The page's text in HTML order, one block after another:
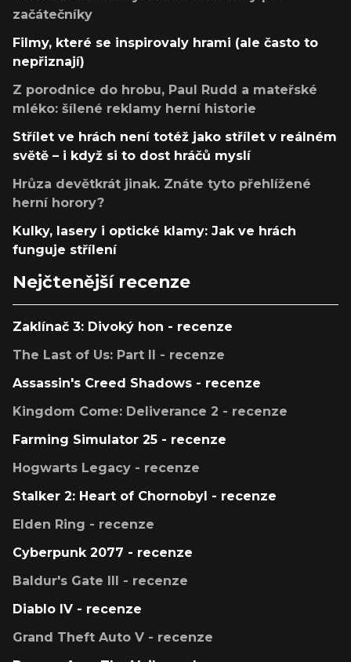
začátečníky
Filmy, které se inspirovaly hrami (ale často to
nepřiznají)
Z porodnice do hrobu, Paul Rudd a mateřské
mléko: šílené reklamy herní historie
Střílet ve hrách není totéž jako střílet v reálném
světě – i když si to dost hráčů myslí
Hrůza devětkrát jinak. Znáte tyto přehlížené
herní horory?
Kulky, lasery i optické klamy: Jak ve hrách
funguje střílení
Nejčtenější recenze
Zaklínač 3: Divoký hon - recenze
The Last of Us: Part II - recenze
Assassin's Creed Shadows - recenze
Kingdom Come: Deliverance 2 - recenze
Farming Simulator 25 - recenze
Hogwarts Legacy - recenze
Stalker 2: Heart of Chornobyl - recenze
Elden Ring - recenze
Cyberpunk 2077 - recenze
Baldur's Gate III - recenze
Diablo IV - recenze
Grand Theft Auto V - recenze